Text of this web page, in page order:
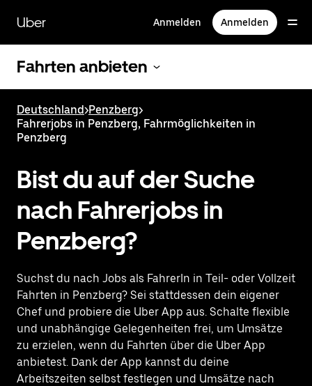
zum
Hauptinhalt
Uber Anmelden Anmelden
Fahrten anbieten
Deutschland>Penzberg>
Fahrerjobs in Penzberg, Fahrmöglichkeiten in
Penzberg
Bist du auf der Suche
nach Fahrerjobs in
Penzberg?
Suchst du nach Jobs als FahrerIn in Teil- oder Vollzeit
Fahrten in Penzberg? Sei stattdessen dein eigener
Chef und probiere die Uber App aus. Schalte flexible
und unabhängige Gelegenheiten frei, um Umsätze
zu erzielen, wenn du Fahrten über die Uber App
anbietest. Dank der App kannst du deine
Arbeitszeiten selbst festlegen und Umsätze nach